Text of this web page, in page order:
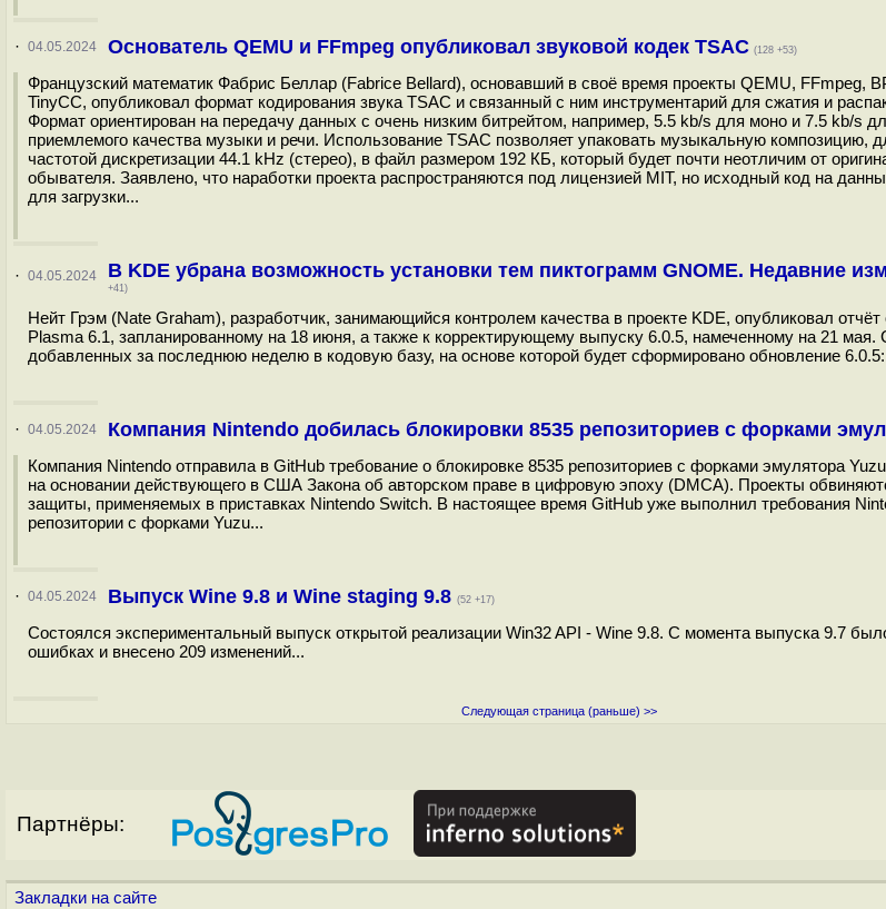
· 04.05.2024 Основатель QEMU и FFmpeg опубликовал звуковой кодек TSAC (128 +53)
Французский математик Фабрис Беллар (Fabrice Bellard), основавший в своё время проекты QEMU, FFmpeg,
TinyCC, опубликовал формат кодирования звука TSAC и связанный с ним инструментарий для сжатия и
Формат ориентирован на передачу данных с очень низким битрейтом, например, 5.5 kb/s для моно и 7.5 kb/s
приемлемого качества музыки и речи. Использование TSAC позволяет упаковать музыкальную композицию,
частотой дискретизации 44.1 kHz (стерео), в файл размером 192 КБ, который будет почти неотличим от
обывателя. Заявлено, что наработки проекта распространяются под лицензией MIT, но исходный код на
для загрузки...
· 04.05.2024 В KDE убрана возможность установки тем пиктограмм GNOME. Недавние
+41)
Нейт Грэм (Nate Graham), разработчик, занимающийся контролем качества в проекте KDE, опубликовал отчёт
Plasma 6.1, запланированному на 18 июня, а также к корректирующему выпуску 6.0.5, намеченному на 21 мая.
добавленных за последнюю неделю в кодовую базу, на основе которой будет сформировано обновление
· 04.05.2024 Компания Nintendo добилась блокировки 8535 репозиториев с форками
Компания Nintendo отправила в GitHub требование о блокировке 8535 репозиториев с форками эмулятора
на основании действующего в США Закона об авторском праве в цифровую эпоху (DMCA). Проекты
защиты, применяемых в приставках Nintendo Switch. В настоящее время GitHub уже выполнил требования
репозитории с форками Yuzu...
· 04.05.2024 Выпуск Wine 9.8 и Wine staging 9.8 (52 +17)
Состоялся экспериментальный выпуск открытой реализации Win32 API - Wine 9.8. С момента выпуска 9.7
ошибках и внесено 209 изменений...
Следующая страница (раньше) >>
Партнёры:
Закладки на сайте